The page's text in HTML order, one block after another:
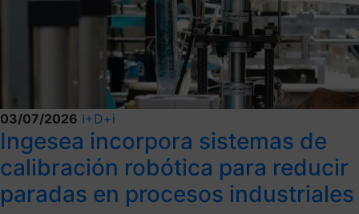
03/07/2026 I+D+i
Ingesea incorpora sistemas de
calibración robótica para reducir
paradas en procesos industriales